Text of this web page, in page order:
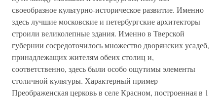
своеобразное культурно-историческое развитие. Именно
здесь лучшие московские и петербургские архитекторы
строили великолепные здания. Именно в Тверской
губернии сосредоточилось множество дворянских усадеб,
принадлежащих жителям обеих столиц и,
соответственно, здесь были особо ощутимы элементы
столичной культуры. Характерный пример —
Преображенская церковь в селе Красном, построенная в 1